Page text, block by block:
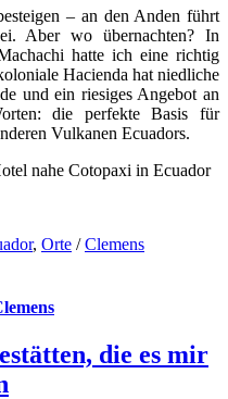
– an den Anden führt
Aber wo übernachten? In
hatte ich eine richtig
Hacienda hat niedliche
und ein riesiges Angebot an
die perfekte Basis für
Vulkanen Ecuadors.
, Orte /Clemens
die es mir